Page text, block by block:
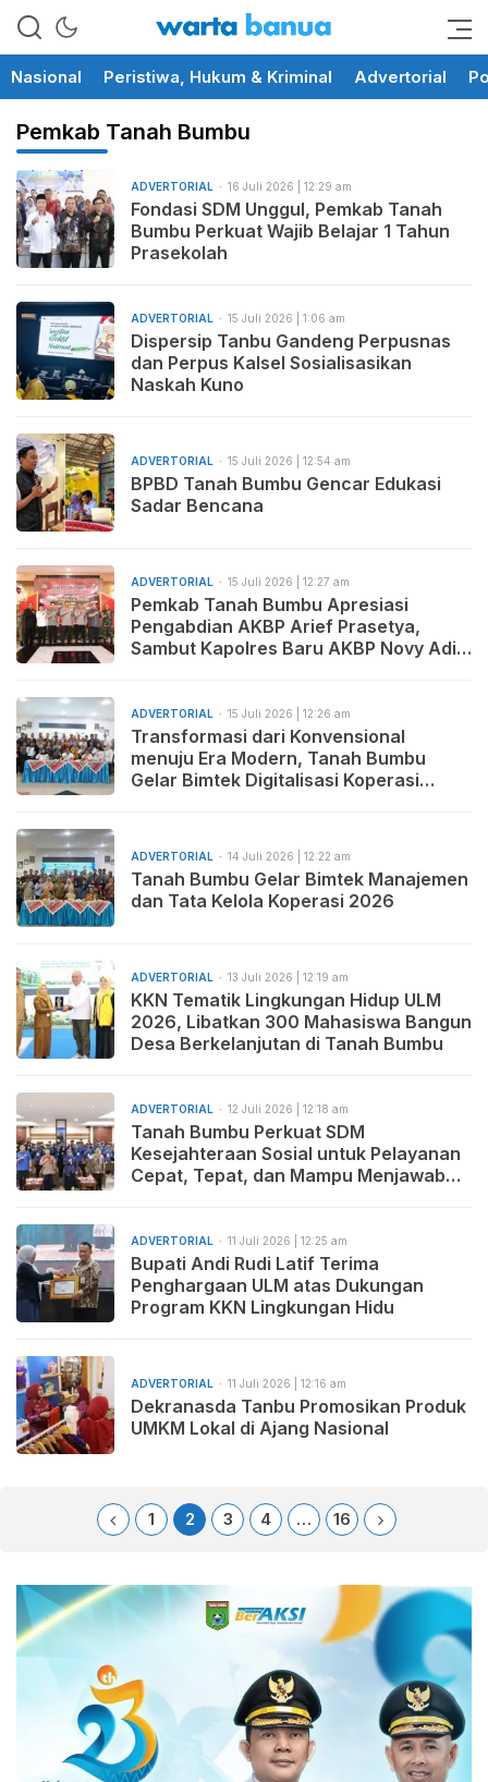
wartabanua.com
memberikan informasi yang
Nasional Peristiwa, Hukum & Kriminal Advertorial
Pemkab Tanah Bumbu
ADVERTORIAL 16 Juli 2026 | 12:29 am
Fondasi SDM Unggul, Pemkab Tanah
Bumbu Perkuat Wajib Belajar 1 Tahun
Prasekolah
ADVERTORIAL 15 Juli 2026 | 1:06 am
Dispersip Tanbu Gandeng Perpusnas
dan Perpus Kalsel Sosialisasikan
Naskah Kuno
ADVERTORIAL 15 Juli 2026 | 12:54 am
BPBD Tanah Bumbu Gencar Edukasi
Sadar Bencana
ADVERTORIAL 15 Juli 2026 | 12:27 am
Pemkab Tanah Bumbu Apresiasi
Pengabdian AKBP Arief Prasetya,
Sambut Kapolres Baru AKBP Novy Adi
ADVERTORIAL 15 Juli 2026 | 12:26 am
Transformasi dari Konvensional
menuju Era Modern, Tanah Bumbu
Gelar Bimtek Digitalisasi Koperasi
ADVERTORIAL 14 Juli 2026 | 12:22 am
Tanah Bumbu Gelar Bimtek Manajemen
dan Tata Kelola Koperasi 2026
ADVERTORIAL 13 Juli 2026 | 12:19 am
KKN Tematik Lingkungan Hidup ULM
2026, Libatkan 300 Mahasiswa Bangun
Desa Berkelanjutan di Tanah Bumbu
ADVERTORIAL 12 Juli 2026 | 12:18 am
Tanah Bumbu Perkuat SDM
Kesejahteraan Sosial untuk Pelayanan
Cepat, Tepat, dan Mampu Menjawab
ADVERTORIAL 11 Juli 2026 | 12:25 am
Bupati Andi Rudi Latif Terima
Penghargaan ULM atas Dukungan
Program KKN Lingkungan Hidu
ADVERTORIAL 11 Juli 2026 | 12:16 am
Dekranasda Tanbu Promosikan Produk
UMKM Lokal di Ajang Nasional
1 2 3 4 … 16